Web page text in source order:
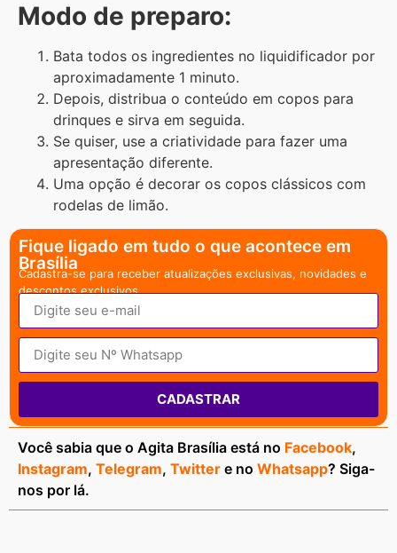
Modo de preparo:
Bata todos os ingredientes no liquidificador por
aproximadamente 1 minuto.
Depois, distribua o conteúdo em copos para
drinques e sirva em seguida.
Se quiser, use a criatividade para fazer uma
apresentação diferente.
Uma opção é decorar os copos clássicos com
rodelas de limão.
Fique ligado em tudo o que acontece em
Brasília
Cadastra-se para receber atualizações exclusivas, novidades e
descontos exclusivos.
CADASTRAR
Você sabia que o Agita Brasília está no Facebook,
Instagram, Telegram, Twitter e no Whatsapp? Siga-
nos por lá.